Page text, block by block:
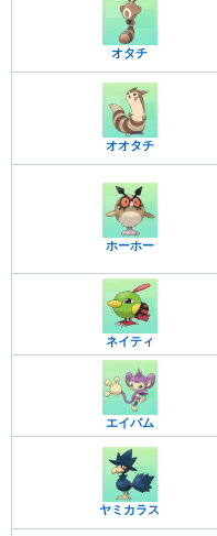
オタチ
オオタチ
ホーホー
ネイティ
エイパム
ヤミカラス